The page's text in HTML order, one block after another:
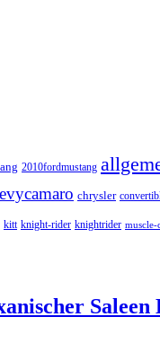
2010fordmustang
chrysler
kitt knight-rider knightrider muscle-